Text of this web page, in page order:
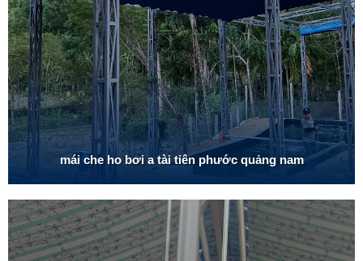
mái che ho bơi a tài tiên phước quảng nam